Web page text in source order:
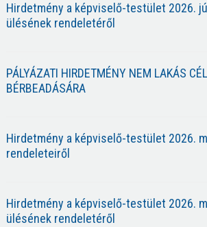
Hirdetmény a képviselő-testület 2026.
ülésének rendeletéről
PÁLYÁZATI HIRDETMÉNY NEM LAKÁS
BÉRBEADÁSÁRA
Hirdetmény a képviselő-testület 2026.
rendeleteiről
Hirdetmény a képviselő-testület 2026.
ülésének rendeletéről